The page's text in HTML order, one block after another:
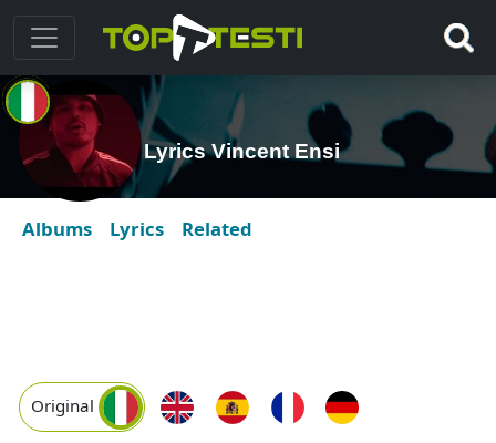
Lyrics Vincent Ensi
Albums Lyrics Related
Original